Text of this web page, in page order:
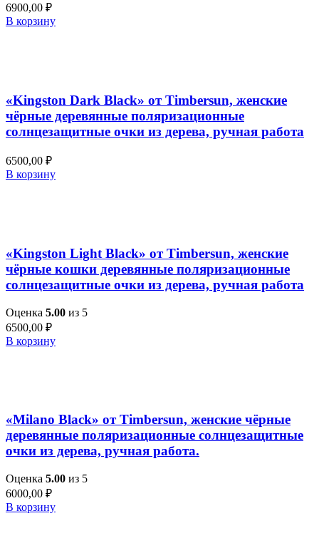
6900,00 ₽
В корзину
«Kingston Dark Black» от Timbersun, женские
чёрные деревянные поляризационные
солнцезащитные очки из дерева, ручная работа
6500,00 ₽
В корзину
«Kingston Light Black» от Timbersun, женские
чёрные кошки деревянные поляризационные
солнцезащитные очки из дерева, ручная работа
Оценка 5.00 из 5
6500,00 ₽
В корзину
«Milano Black» от Timbersun, женские чёрные
деревянные поляризационные солнцезащитные
очки из дерева, ручная работа.
Оценка 5.00 из 5
6000,00 ₽
В корзину